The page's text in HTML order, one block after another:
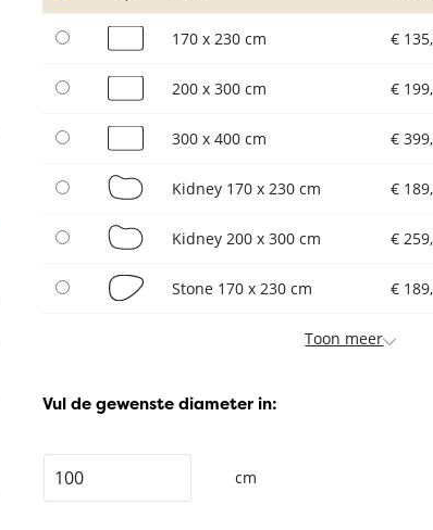
170 x 230 cm €
200 x 300 cm €
300 x 400 cm €
Kidney 170 x 230 cm €
Kidney 200 x 300 cm €
Stone 170 x 230 cm €
Toon meer
Vul de gewenste diameter in:
cm